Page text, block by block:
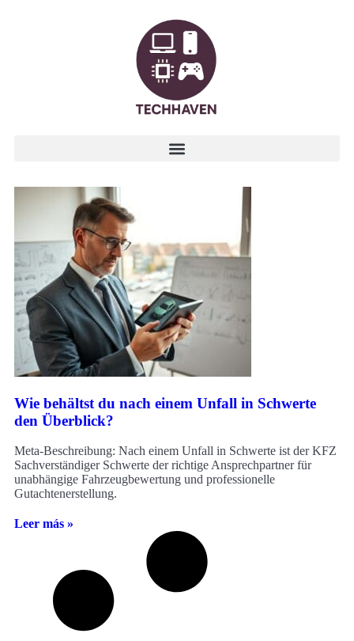
Wie behältst du nach einem Unfall in Schwerte
den Überblick?
Meta-Beschreibung: Nach einem Unfall in Schwerte ist der KFZ
Sachverständiger Schwerte der richtige Ansprechpartner für
unabhängige Fahrzeugbewertung und professionelle
Gutachtenerstellung.
Leer más »